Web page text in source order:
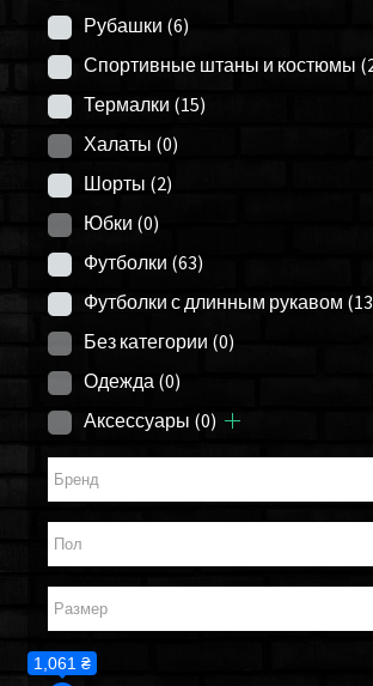
Рубашки (6)
Спортивные штаны и костюмы
Термалки (15)
Халаты (0)
Шорты (2)
Юбки (0)
Футболки (63)
Футболки с длинным рукавом
Без категории (0)
Одежда (0)
Аксессуары (0)
1,061 ₴